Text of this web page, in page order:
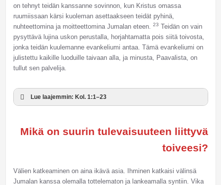
on tehnyt teidän kanssanne sovinnon, kun Kristus omassa
ruumiissaan kärsi kuoleman asettaakseen teidät pyhinä,
nuhteettomina ja moitteettomina Jumalan eteen. 23 Teidän on vain
pysyttävä lujina uskon perustalla, horjahtamatta pois siitä toivosta,
jonka teidän kuulemanne evankeliumi antaa. Tämä evankeliumi on
julistettu kaikille luoduille taivaan alla, ja minusta, Paavalista, on
tullut sen palvelija.
Lue laajemmin: Kol. 1:1–23
Mikä on suurin tulevaisuuteen liittyvä
toiveesi?
Välien katkeaminen on aina ikävä asia. Ihminen katkaisi välinsä
Jumalan kanssa olemalla tottelematon ja lankeamalla syntiin. Vika